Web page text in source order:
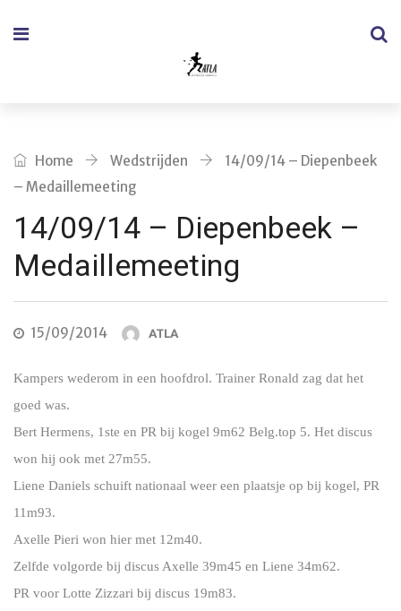
Home Wedstrijden
14/09/14 – Diepenbeek
– Medaillemeeting
14/09/14 – Diepenbeek –
Medaillemeeting
15/09/2014 ATLA
Kampers wederom in een hoofdrol. Trainer Ronald zag dat het
goed was.
Bert Hermens, 1ste en PR bij kogel 9m62 Belg.top 5. Het discus
won hij ook met 27m55.
Liene Daniels schuift nationaal weer een plaatsje op bij kogel, PR
11m93.
Axelle Pieri won hier met 12m40.
Zelfde volgorde bij discus Axelle 39m45 en Liene 34m62.
PR voor Lotte Zizzari bij discus 19m83.